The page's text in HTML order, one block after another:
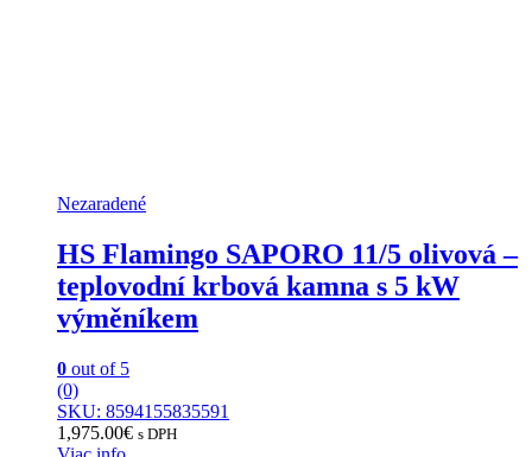
Nezaradené
HS Flamingo SAPORO 11/5 olivová –
teplovodní krbová kamna s 5 kW
výměníkem
0 out of 5
(0)
SKU: 8594155835591
1,975.00€ s DPH